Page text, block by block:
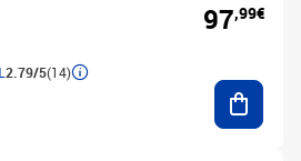
2.79/5(14)
97,99€